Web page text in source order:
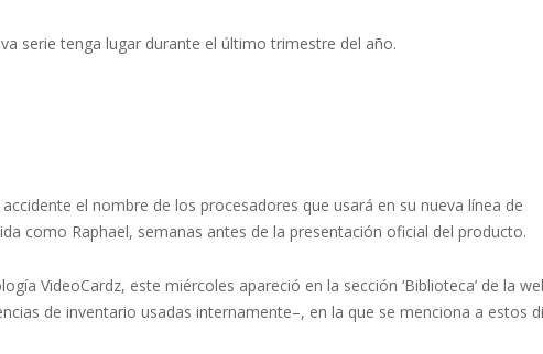
serie tenga lugar durante el último trimestre del año.
el nombre de los procesadores que usará en su nueva línea de
como Raphael, semanas antes de la presentación oficial del producto.
VideoCardz, este miércoles apareció en la sección ‘Biblioteca’ de la
de inventario usadas internamente–, en la que se menciona a estos